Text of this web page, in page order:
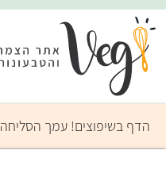
בשיפוצים! עמך הסליחה☺